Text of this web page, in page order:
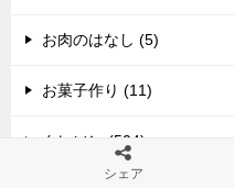
お肉のはなし (5)
お菓子作り (11)
クレソン (504)
シェア